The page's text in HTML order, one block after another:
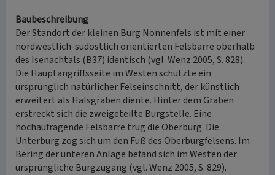
Baubeschreibung
Der Standort der kleinen Burg Nonnenfels ist mit einer
nordwestlich-südöstlich orientierten Felsbarre oberhalb
des Isenachtals (B37) identisch (vgl. Wenz 2005, S. 828).
Die Hauptangriffsseite im Westen schützte ein
ursprünglich natürlicher Felseinschnitt, der künstlich
erweitert als Halsgraben diente. Hinter dem Graben
erstreckt sich die zweigeteilte Burgstelle. Eine
hochaufragende Felsbarre trug die Oberburg. Die
Unterburg zog sich um den Fuß des Oberburgfelsens. Im
Bering der unteren Anlage befand sich im Westen der
ursprüngliche Burgzugang (vgl. Wenz 2005, S. 829).